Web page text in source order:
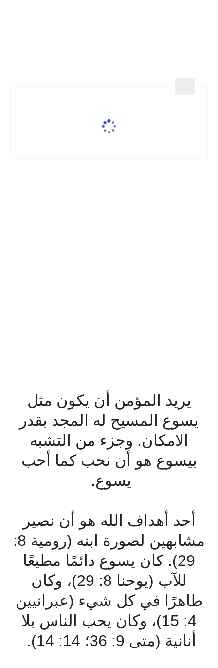
يريد المؤمن أن يكون مثل
يسوع المسيح له المجد بقدر
الامكان. وجزء من التشبه
بيسوع هو أن نحب كما أحب
يسوع.
أحد أهداف الله هو أن نصير
مشابهين لصورة ابنه (رومية 8:
29). كان يسوع دائمًا مطيعًا
للآب (يوحنا 8: 29)، وكان
طاهرًا في كل شيء (عبرانيين
4: 15)، وكان يحب الناس بلا
أنانية (متى 9: 36؛ 14: 14).